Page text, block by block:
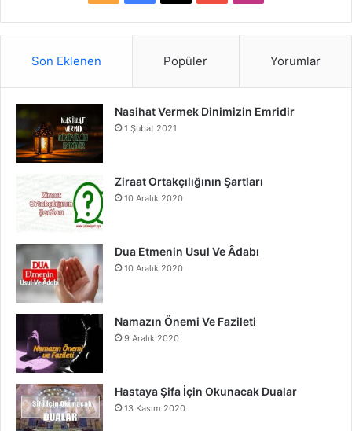
S
a
b
o
o
u
e
n
a
r
Son Eklenen Popüler Yorumlar
Nasihat Vermek Dinimizin Emridir
1 Şubat 2021
Ziraat Ortakçılığının Şartları
10 Aralık 2020
Dua Etmenin Usul Ve Âdabı
10 Aralık 2020
Namazın Önemi Ve Fazileti
9 Aralık 2020
Hastaya Şifa İçin Okunacak Dualar
13 Kasım 2020